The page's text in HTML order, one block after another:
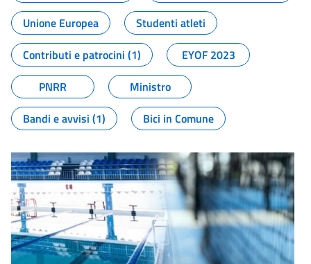
Unione Europea
Studenti atleti
Contributi e patrocini (1)
EYOF 2023
PNRR
Ministro
Bandi e avvisi (1)
Bici in Comune